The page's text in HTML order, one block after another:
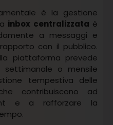
è la gestione
inbox centralizzata è
a messaggi e
con il pubblico.
piattaforma prevede
settimanale o mensile
tempestiva delle
contribuiscono ad
e a rafforzare la